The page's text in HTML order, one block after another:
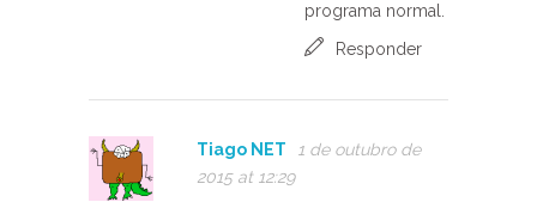
programa normal.
Responder
Tiago NET
1 de outubro de
2015 at 12:29